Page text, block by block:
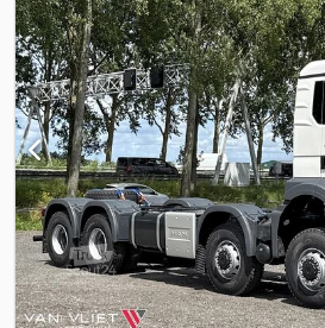
diurna, tipo de engrenagem:automático
euro2, suspensão:aço, comprimento
total:2 500 mm, altura total:3 440 mm,
Equipamento:ar condicionado, =
Tração integral - Suspensão por molas
Tjbbek - Tomada de força (TDF) -
informações = Informações técnicas
Cilindrada do motor: 10.518 cc
TipMatic 12.28 OD, automática
dos pneus: 315/80R22.5 Travões:
Suspensão por molas de lâmina Eixo
Peso em vazio: 10.434 kg Carga útil:
kg = Informações da empresa = NÓS